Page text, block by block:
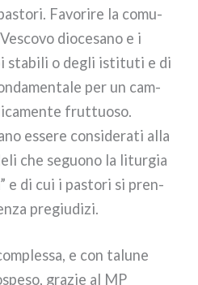
Favorire la comu­
dio­ce­sa­no e i
sta­bi­li o degli isti­tu­ti e di
per un cam­
frut­tuo­so.
esse­re con­si­de­ra­ti alla
che seguo­no la litur­gia
e di cui i pasto­ri si pren­
pre­giu­di­zi.
e con talu­ne
gra­zie al MP